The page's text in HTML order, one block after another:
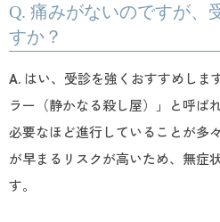
Q. 痛みがないのですが、
すか？
A. はい、受診を強くおすすめしま
ラー（静かなる殺し屋）」と呼ば
必要なほど進行していることが多
が早まるリスクが高いため、無症
す。